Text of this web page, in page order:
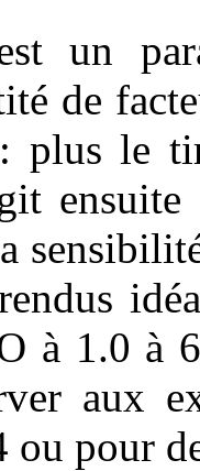
est un
de
plus le
à 1.0 à
aux
ou pour